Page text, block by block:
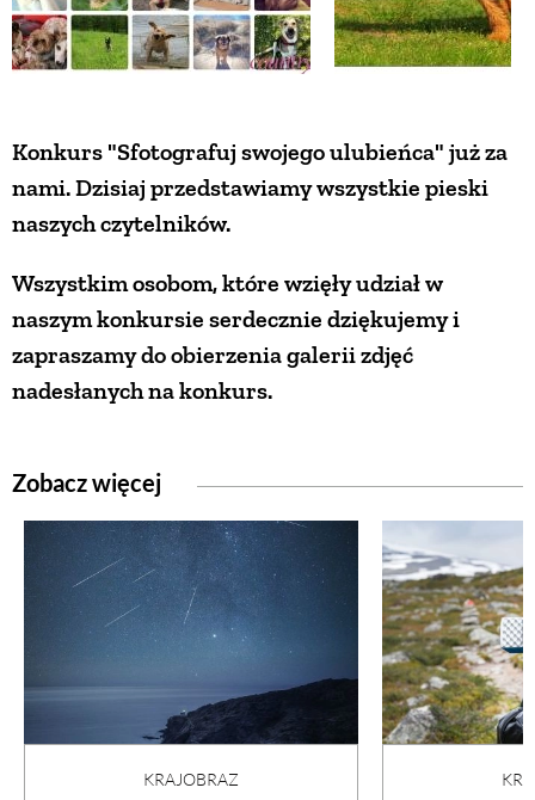
Konkurs "Sfotografuj swojego ulubieńca" już za
nami. Dzisiaj przedstawiamy wszystkie pieski
naszych czytelników.
Wszystkim osobom, które wzięły udział w
naszym konkursie serdecznie dziękujemy i
zapraszamy do obierzenia galerii zdjęć
nadesłanych na konkurs.
Zobacz więcej
KRAJOBRAZ
ZWIERZĘTA W NATURZE
KRAJOBRAZ
RĘKODZIEŁO
RZEMIOSŁO
PRZEPISY
ŚNIADANIA
PRZYSTAWKI